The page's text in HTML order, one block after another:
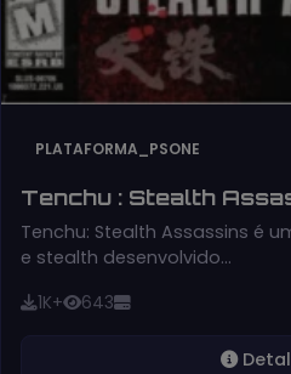
PLATAFORMA_PSONE
Tenchu : Stealth
Tenchu: Stealth Assassins é
e stealth desenvolvido…
1K+ 643